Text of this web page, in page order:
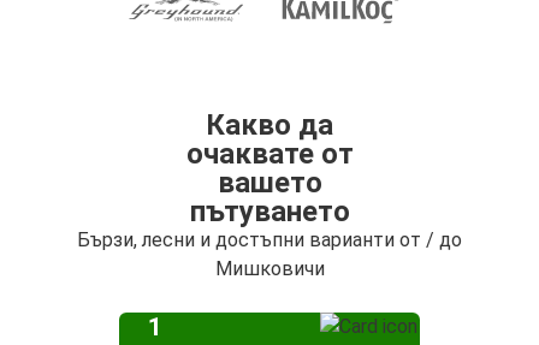
Какво да
очаквате от
вашето
пътуването
Бързи, лесни и достъпни варианти от / до
Мишковичи
1